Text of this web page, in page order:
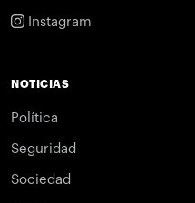
Instagram
NOTICIAS
Política
Seguridad
Sociedad